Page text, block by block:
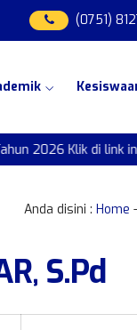
(0751)
2026 Klik di link ini
Anda disini : Home -
S.Pd